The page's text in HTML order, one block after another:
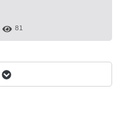
81